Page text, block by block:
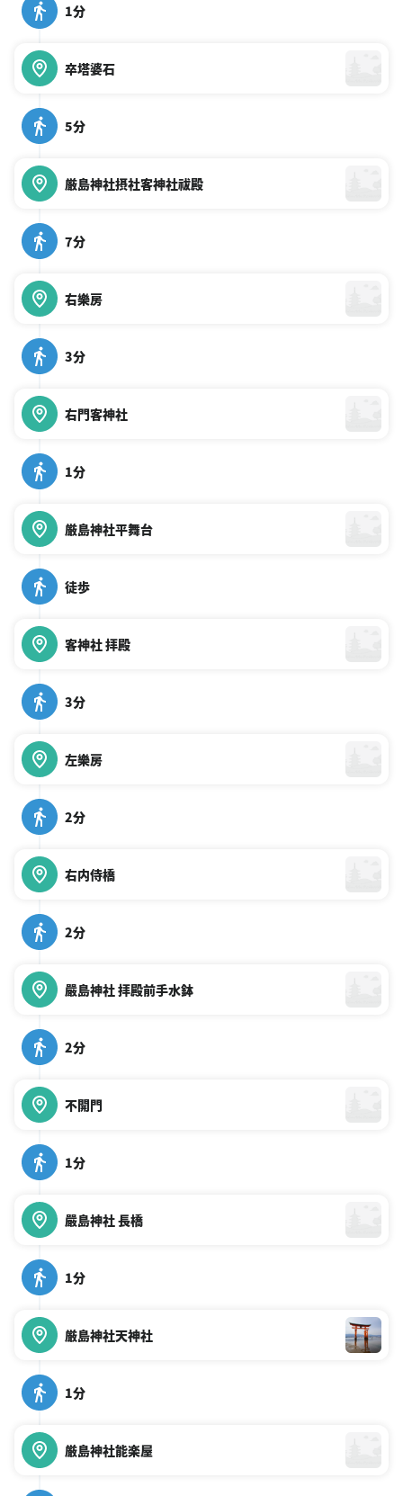
1分
卒塔婆石
5分
厳島神社摂社客神社祓殿
7分
右樂房
3分
右門客神社
1分
厳島神社平舞台
徒歩
客神社 拝殿
3分
左樂房
2分
右内侍橋
2分
嚴島神社 拝殿前手水鉢
2分
不開門
1分
嚴島神社 長橋
1分
厳島神社天神社
1分
厳島神社能楽屋